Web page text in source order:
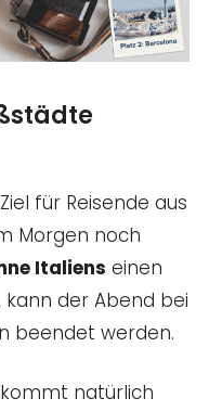
für Reisende aus
Morgen noch
Italiens einen
der Abend bei
beendet werden.
natürlich